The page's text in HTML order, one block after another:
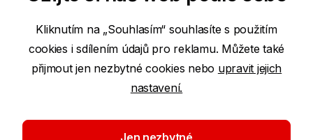
Podmínky používání internetových stránek
Prohlášení o přístupnosti
Ochrana osobních údajů
Kliknutím na „Souhlasím“ souhlasíte s použitím
cookies i sdílením údajů pro reklamu. Můžete také
přijmout jen nezbytné cookies nebo upravit jejich
nastavení.
Jen nezbytné